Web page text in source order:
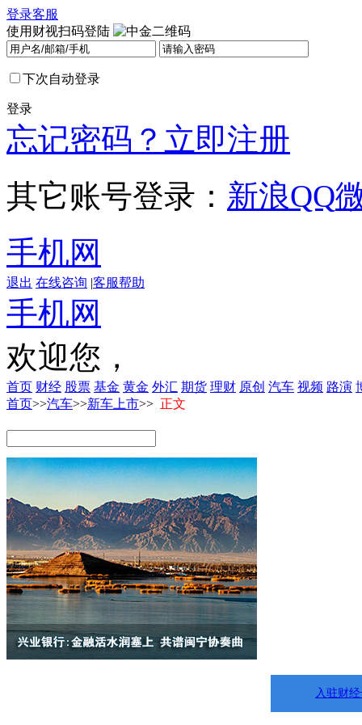
登录客服
使用财视扫码登陆
下次自动登录
登录
忘记密码？ 立即注册
其它账号登录： 新浪QQ
手机网
退出 在线咨询 |客服帮助
手机网
欢迎您，
首页 财经 股票 基金 黄金 外汇 期货 理财 原创 汽车 视频 路演
首页>>汽车>>新车上市>> 正文
入驻财